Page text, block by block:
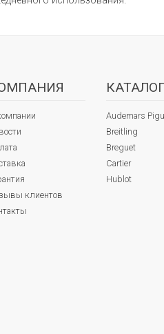
клиентов
Audemars
Breitling
Breguet
Cartier
Hublot